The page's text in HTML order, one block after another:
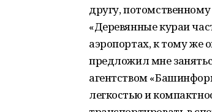
другу,
«Деревянные кураи
аэропортах, к тому же
предложил мне
агентством
легкостью и